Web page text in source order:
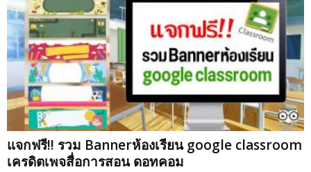
แจกฟรี!! รวม Bannerห้องเรียน google classroom
เครดิตเพจสื่อการสอน ดอทคอม